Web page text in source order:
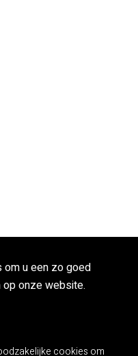
u een zo goed
onze website.
cookies om